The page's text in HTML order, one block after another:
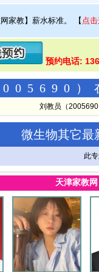
家教】薪水标准。 【 点
预约电话:
）
刘教员（
微生物其它最
此
天津家教